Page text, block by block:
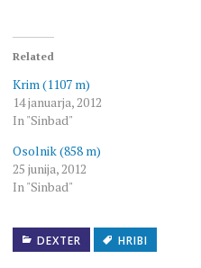
Related
Krim (1107 m)
14 januarja, 2012
In "Sinbad"
Osolnik (858 m)
25 junija, 2012
In "Sinbad"
DEXTER HRIBI